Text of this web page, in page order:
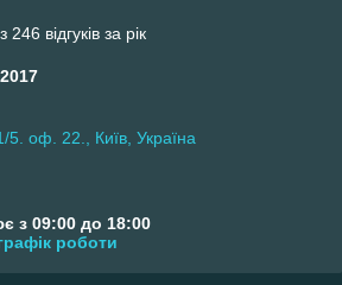
відгуків за рік
5. оф. 22., Київ, Україна
з 09:00 до 18:00
роботи